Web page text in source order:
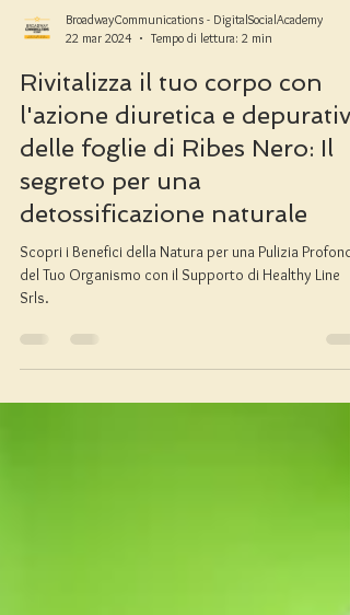
22 mar 2024
Tempo di lettura: 2 min
Rivitalizza il tuo corpo con
l'azione diuretica e depurativa
delle foglie di Ribes Nero: Il
segreto per una
detossificazione naturale
Scopri i Benefici della Natura per una Pulizia Profonda
Srls.